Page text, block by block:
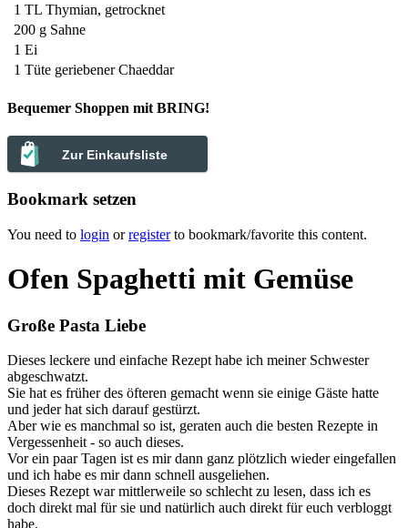
1 TL Thymian, getrocknet
200 g Sahne
1 Ei
1 Tüte geriebener Chaeddar
Bequemer Shoppen mit BRING!
Zur Einkaufsliste
Bookmark setzen
You need to login orregisterto bookmark/favorite this content.
Ofen Spaghetti mit Gemüse
Große Pasta Liebe
Dieses leckere und einfache Rezept habe ich meiner Schwester
abgeschwatzt.
Sie hat es früher des öfteren gemacht wenn sie einige Gäste hatte
und jeder hat sich darauf gestürzt.
Aber wie es manchmal so ist, geraten auch die besten Rezepte in
Vergessenheit - so auch dieses.
Vor ein paar Tagen ist es mir dann ganz plötzlich wieder eingefallen
und ich habe es mir dann schnell ausgeliehen.
Dieses Rezept war mittlerweile so schlecht zu lesen, dass ich es
doch direkt mal für sie und natürlich auch direkt für euch verbloggt
habe.